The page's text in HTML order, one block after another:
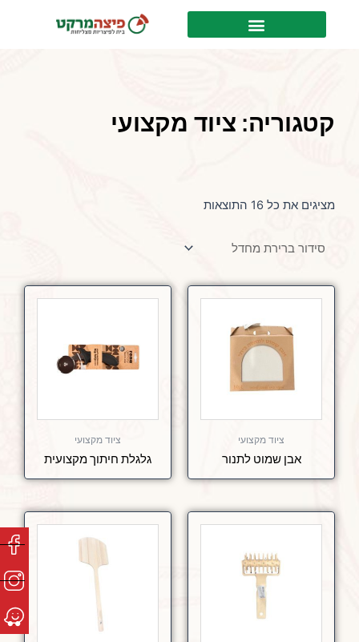
קטגוריה: ציוד מקצועי
מציגים את כל ⁦16⁩ התוצאות
ציוד מקצועי
אבן שמוט לתנור
ציוד מקצועי
גלגלת חיתוך מקצועית